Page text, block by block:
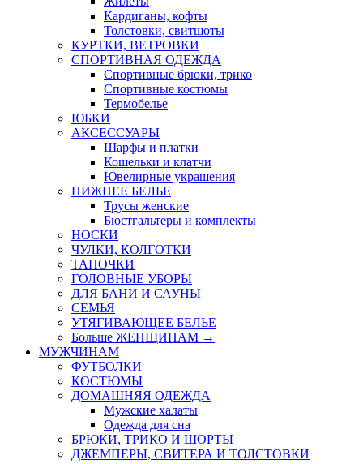
Кардиганы, кофты
Толстовки, свитшоты
КУРТКИ, ВЕТРОВКИ
СПОРТИВНАЯ ОДЕЖДА
Спортивные брюки, трико
Спортивные костюмы
Термобелье
ЮБКИ
AКСЕССУАРЫ
Шарфы и платки
Кошельки и клатчи
Ювелирные украшения
НИЖНЕЕ БЕЛЬЕ
Трусы женские
Бюстгальтеры и комплекты
НОСКИ
ЧУЛКИ, КОЛГОТКИ
ТАПОЧКИ
ГОЛОВНЫЕ УБОРЫ
ДЛЯ БАНИ И САУНЫ
СЕМЬЯ
УТЯГИВАЮЩЕЕ БЕЛЬЕ
Больше ЖЕНЩИНАМ →
МУЖЧИНАМ
ФУТБОЛКИ
КОСТЮМЫ
ДОМАШНЯЯ ОДЕЖДА
Мужские халаты
Одежда для сна
БРЮКИ, ТРИКО И ШОРТЫ
ДЖЕМПЕРЫ, СВИТЕРА И ТОЛСТОВКИ